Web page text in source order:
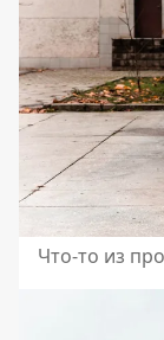
Что-то из